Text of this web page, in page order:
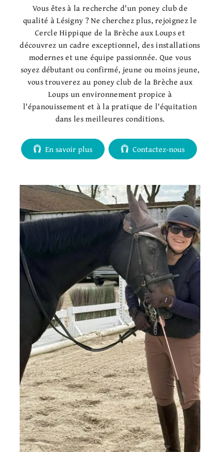
Vous êtes à la recherche d'un poney club de
qualité à Lésigny ? Ne cherchez plus, rejoignez le
Cercle Hippique de la Brèche aux Loups et
découvrez un cadre exceptionnel, des installations
modernes et une équipe passionnée. Que vous
soyez débutant ou confirmé, jeune ou moins jeune,
vous trouverez au poney club de la Brèche aux
Loups un environnement propice à
l'épanouissement et à la pratique de l'équitation
dans les meilleures conditions.
En savoir plus Contactez-nous